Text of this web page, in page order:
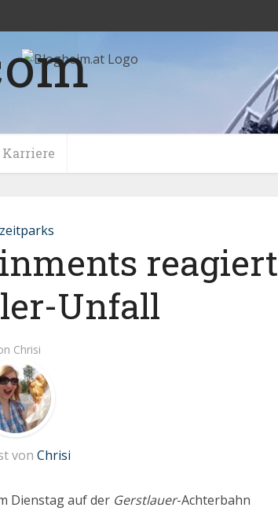
Karriere
reagiert
Unfall
Chrisi
von Chrisi
Dienstag auf der Gerstlauer-Achterbahn